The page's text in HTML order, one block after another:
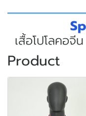
เสื้อโปโลคอจี
Product